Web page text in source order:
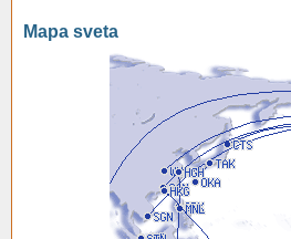
Mapa sveta